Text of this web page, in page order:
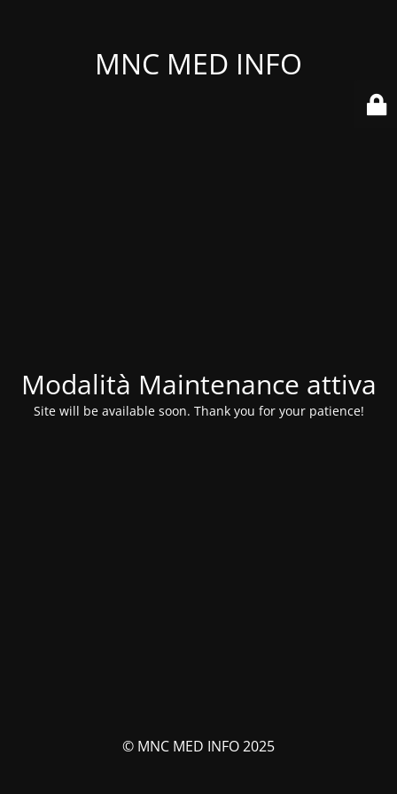
MNC MED INFO
Modalità Maintenance attiva
Site will be available soon. Thank you for your patience!
© MNC MED INFO 2025